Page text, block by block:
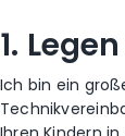
1.
Ich bin ein